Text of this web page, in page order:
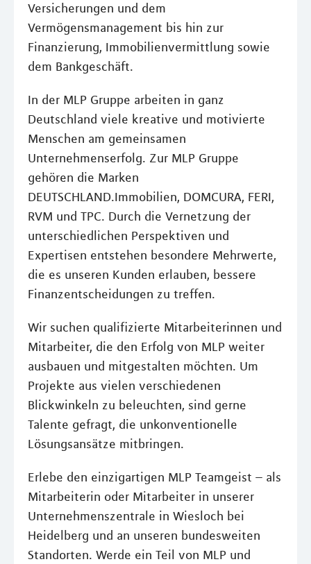
Versicherungen und dem
Vermögensmanagement bis hin zur
Finanzierung, Immobilienvermittlung sowie
dem Bankgeschäft.
In der MLP Gruppe arbeiten in ganz
Deutschland viele kreative und motivierte
Menschen am gemeinsamen
Unternehmenserfolg. Zur MLP Gruppe
gehören die Marken
DEUTSCHLAND.Immobilien, DOMCURA, FERI,
RVM und TPC. Durch die Vernetzung der
unterschiedlichen Perspektiven und
Expertisen entstehen besondere Mehrwerte,
die es unseren Kunden erlauben, bessere
Finanzentscheidungen zu treffen.
Wir suchen qualifizierte Mitarbeiterinnen und
Mitarbeiter, die den Erfolg von MLP weiter
ausbauen und mitgestalten möchten. Um
Projekte aus vielen verschiedenen
Blickwinkeln zu beleuchten, sind gerne
Talente gefragt, die unkonventionelle
Lösungsansätze mitbringen.
Erlebe den einzigartigen MLP Teamgeist – als
Mitarbeiterin oder Mitarbeiter in unserer
Unternehmenszentrale in Wiesloch bei
Heidelberg und an unseren bundesweiten
Standorten. Werde ein Teil von MLP und